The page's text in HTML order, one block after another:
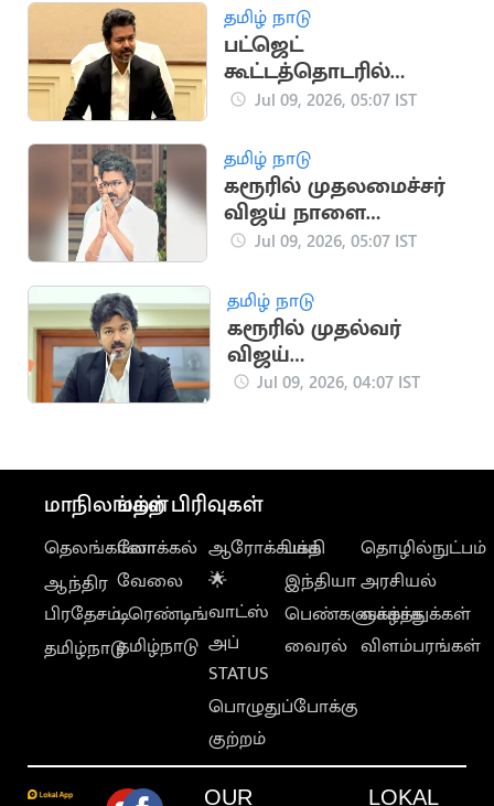
தமிழ் நாடு
பட்ஜெட்
கூட்டத்தொடரில்
மகளிர் உரிமைத்
அறிவிக்கும் முதல்வர்?
Jul 09, 2026, 05:07 IST
தமிழ் நாடு
கரூரில் முதலமைச்சர்
விஜய் நாளை
ரோடுஷோ செல்ல
Jul 09, 2026, 05:07 IST
தமிழ் நாடு
கரூரில் முதல்வர்
விஜய்
கலந்துகொள்ளும்
விபத்து
Jul 09, 2026, 04:07 IST
மாநிலங்கள்
தெலங்கானா
ஆந்திர
பிரதேசம்
தமிழ்நாடு
மற்ற பிரிவுகள்
லோக்கல்
வேலை
டிரெண்டிங்
தமிழ்நாடு
ஆரோக்கியம்
🌟
வாட்ஸ்
அப்
STATUS
பொழுதுப்போக்கு
குற்றம்
பக்தி
இந்தியா
பெண்களுக்காக
வைரல்
தொழில்நுட்பம்
அரசியல்
வாழ்த்துக்கள்
விளம்பரங்கள்
OUR LOKAL